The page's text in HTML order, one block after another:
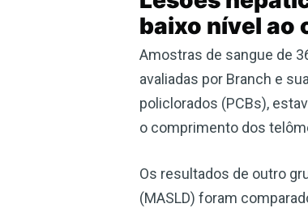
baixo nível ao
Amostras de sangue de
avaliadas por Branch e
policlorados (PCBs),
o comprimento dos
Os resultados de outro
(MASLD) foram